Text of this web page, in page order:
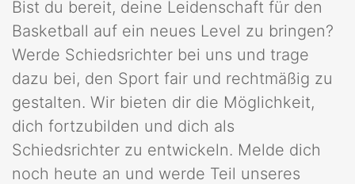
Bist du bereit, deine Leidenschaft für den
Basketball auf ein neues Level zu bringen?
Werde Schiedsrichter bei uns und trage
dazu bei, den Sport fair und rechtmäßig zu
gestalten. Wir bieten dir die Möglichkeit,
dich fortzubilden und dich als
Schiedsrichter zu entwickeln. Melde dich
noch heute an und werde Teil unseres